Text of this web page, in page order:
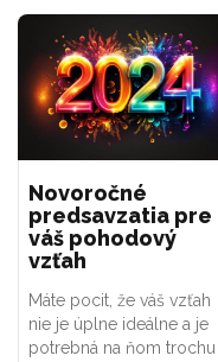
Novoročné
predsavzatia pre
váš pohodový
vzťah
Máte pocit, že váš vzťah
nie je úplne ideálne a je
potrebná na ňom trochu